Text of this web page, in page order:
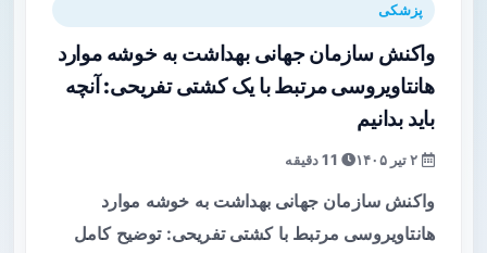
پزشکی
واکنش سازمان جهانی بهداشت به خوشه موارد
هانتاویروسی مرتبط با یک کشتی تفریحی: آنچه
باید بدانیم
واکنش سازمان جهانی بهداشت به خوشه موارد
هانتاویروسی مرتبط با کشتی تفریحی: توضیح کامل